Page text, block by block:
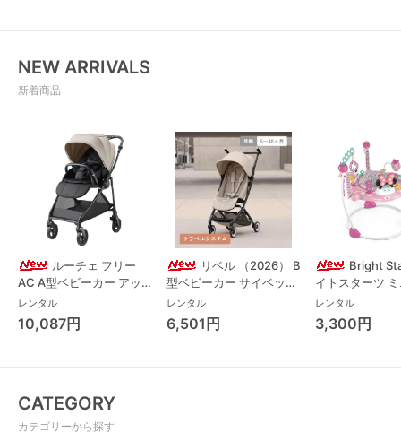
NEW ARRIVALS
新着商品
ルーチェ フリー
AC A型ベビーカー アッ
プリカ(Aprica) A型ベビ
ーカー アップリカ
(Aprica)
レンタル
10,087円
リベル （2026） B
型ベビーカー サイベック
ス(cybex)
レンタル
6,501円
Bright
イトスターツ
ス フォーエバ
レンド ジャン
パルー キッズ
レンタル
3,300円
CATEGORY
カテゴリーから探す